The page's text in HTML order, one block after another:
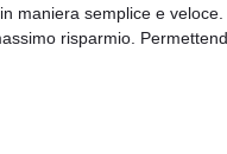
maniera semplice e
risparmio.